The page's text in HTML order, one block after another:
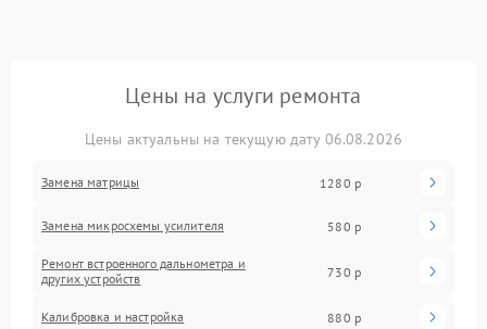
Цены на услуги ремонта
Цены актуальны на текущую дату 06.08.2026
Замена матрицы 1280 р
Замена микросхемы усилителя 580 р
Ремонт встроенного дальнометра и
других устройств
730 р
Калибровка и настройка 880 р